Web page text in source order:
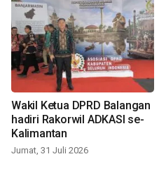
Wakil Ketua DPRD Balangan
hadiri Rakorwil ADKASI se-
Kalimantan
Jumat, 31 Juli 2026